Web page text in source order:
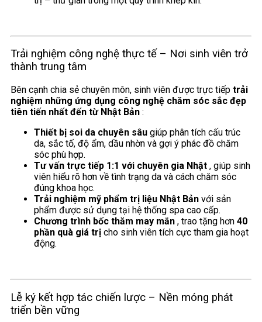
Trải nghiệm công nghệ thực tế – Nơi sinh viên trở
thành trung tâm
Bên cạnh chia sẻ chuyên môn, sinh viên được trực tiếp trải
nghiệm những ứng dụng công nghệ chăm sóc sắc đẹp
tiên tiến nhất đến từ Nhật Bản :
Thiết bị soi da chuyên sâu giúp phân tích cấu trúc
da, sắc tố, độ ẩm, dầu nhờn và gợi ý phác đồ chăm
sóc phù hợp.
Tư vấn trực tiếp 1:1 với chuyên gia Nhật , giúp sinh
viên hiểu rõ hơn về tình trạng da và cách chăm sóc
đúng khoa học.
Trải nghiệm mỹ phẩm trị liệu Nhật Bản với sản
phẩm được sử dụng tại hệ thống spa cao cấp.
Chương trình bốc thăm may mắn , trao tặng hơn 40
phần quà giá trị cho sinh viên tích cực tham gia hoạt
động.
Lễ ký kết hợp tác chiến lược – Nền móng phát
triển bền vững